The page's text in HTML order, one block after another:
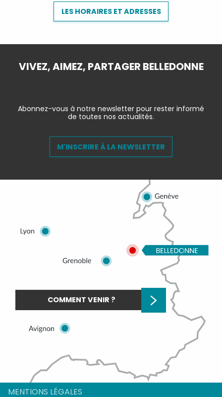
LES HORAIRES ET ADRESSES
VIVEZ, AIMEZ, PARTAGER BELLEDONNE
Abonnez-vous à notre newsletter pour rester informé
de toutes nos actualités.
M'INSCRIRE À LA NEWSLETTER
COMMENT VENIR ?
MENTIONS LÉGALES